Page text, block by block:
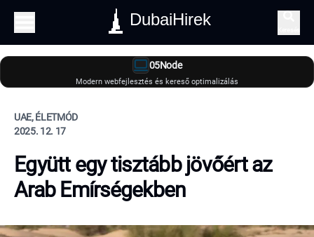
DubaiHirek
05Node
Modern webfejlesztés és kereső optimalizálás
UAE, ÉLETMÓD
2025. 12. 17
Együtt egy tisztább jövőért az
Arab Emírségekben